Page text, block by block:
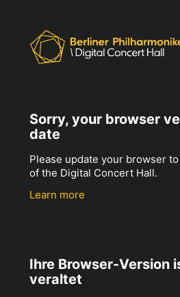
Sorry, your browser
date
Please update your browser
of the Digital Concert Hall.
Learn more
Ihre Browser-Version
veraltet